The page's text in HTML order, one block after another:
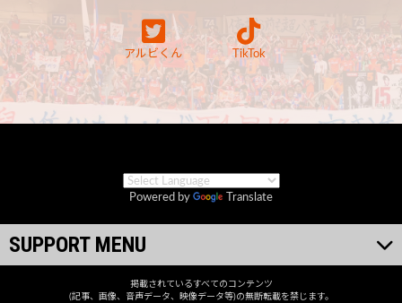
アルビくん TikTok
Powered by Translate
SUPPORT MENU
掲載されているすべてのコンテンツ
(記事、画像、音声データ、映像データ等)の無断転載を禁じます。